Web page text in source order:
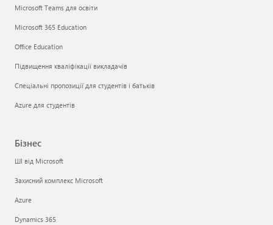
Microsoft Teams для освіти
Microsoft 365 Education
Office Education
Підвищення кваліфікації викладачів
Спеціальні пропозиції для студентів і батьків
Azure для студентів
Бізнес
ШІ від Microsoft
Захисний комплекс Microsoft
Azure
Dynamics 365